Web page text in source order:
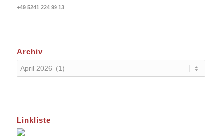
+49 5241 224 99 13
Archiv
Linkliste